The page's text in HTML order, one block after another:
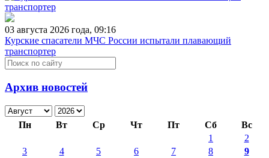
03 августа 2026 года, 09:16
Курские спасатели МЧС России испытали плавающий
транспортер
Архив новостей
Пн Вт Ср Чт Пт Сб
Вс
1
2
3
4 5 6 7 8
9